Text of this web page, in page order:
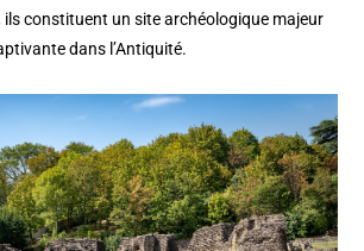
ils constituent un site archéologique majeur
dans l’Antiquité.